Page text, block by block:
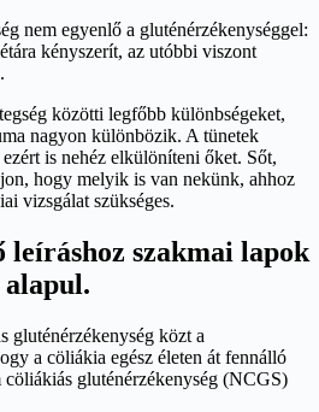
nem egyenlő a gluténérzékenységgel:
kényszerít, az utóbbi viszont
közötti legfőbb különbségeket,
nagyon különbözik. A tünetek
is nehéz elkülöníteni őket. Sőt,
hogy melyik is van nekünk, ahhoz
vizsgálat szükséges.
leíráshoz szakmai lapok
gluténérzékenység közt a
a cöliákia egész életen át fennálló
cöliákiás gluténérzékenység (NCGS)